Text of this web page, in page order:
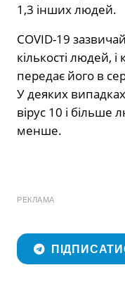
1,3 інших людей.
COVID-19
кількості людей,
передає його в
У деяких
вірус 10 і
менше.
РЕКЛАМА